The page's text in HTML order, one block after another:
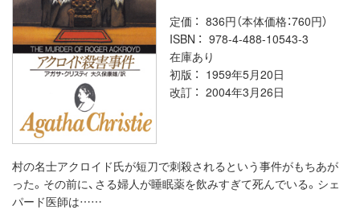
定価
836円（本体価格：760円）
ISBN
978-4-488-10543-3
在庫あり
初版
1959年5月20日
改訂
2004年3月26日
村の名士アクロイド氏が短刀で刺殺されるという事件がもちあが
った。その前に、さる婦人が睡眠薬を飲みすぎて死んでいる。シェ
パード医師は……